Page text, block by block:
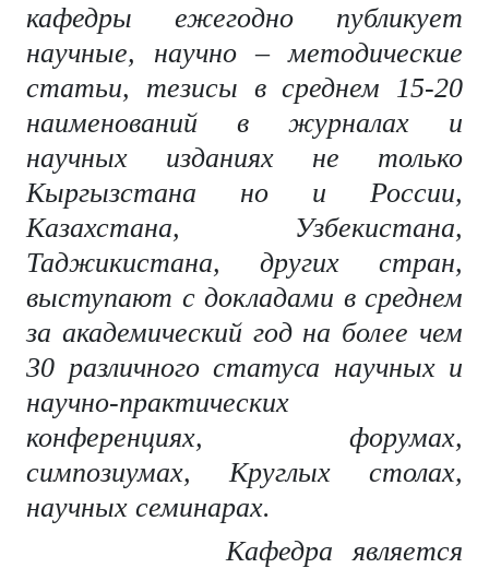
кафедры ежегодно публикует
научные, научно – методические
статьи, тезисы в среднем 15-20
наименований в журналах и
научных изданиях не только
Кыргызстана но и России,
Казахстана, Узбекистана,
Таджикистана, других стран,
выступают с докладами в среднем
за академический год на более чем
30 различного статуса научных и
научно-практических
конференциях, форумах,
симпозиумах, Круглых столах,
научных семинарах.
Кафедра является